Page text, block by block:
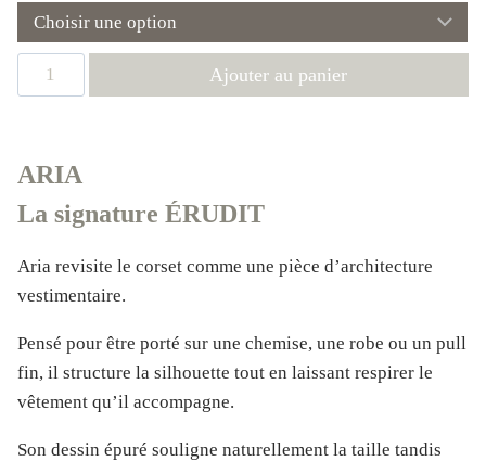
ARIA
La signature ÉRUDIT
Aria revisite le corset comme une pièce d’architecture
vestimentaire.
Pensé pour être porté sur une chemise, une robe ou un pull
fin, il structure la silhouette tout en laissant respirer le
vêtement qu’il accompagne.
Son dessin épuré souligne naturellement la taille tandis
quantité
de
|
Corset
femme
premium-
Ajouter au panier